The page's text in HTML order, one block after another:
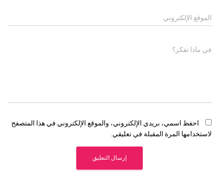
الموقع الإلكتروني
في ماذا تفكر؟
احفظ اسمي، بريدي الإلكتروني، والموقع الإلكتروني في هذا المتصفح
لاستخدامها المرة المقبلة في تعليقي.